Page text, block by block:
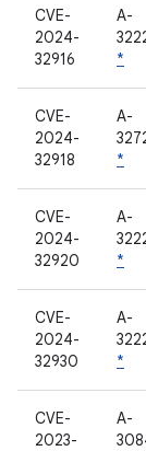
CVE-
2024-
32916
A-
*
CVE-
2024-
32918
A-
*
CVE-
2024-
32920
A-
*
CVE-
2024-
32930
A-
*
CVE-
2023-
A-